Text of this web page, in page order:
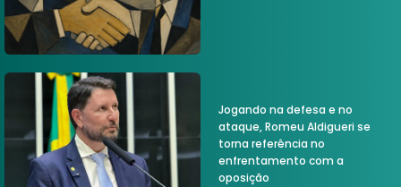
Jogando na defesa e no
ataque, Romeu Aldigueri se
torna referência no
enfrentamento com a
oposição